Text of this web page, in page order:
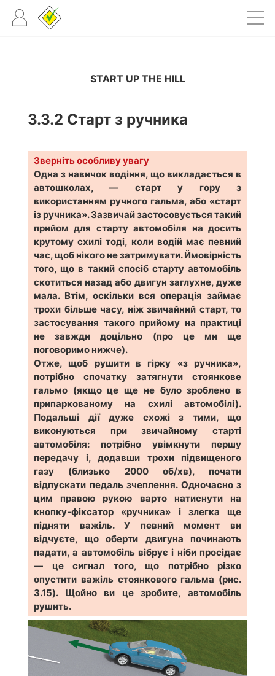
START UP THE HILL
3.3.2 Старт з ручника
Зверніть особливу увагу
Одна з навичок водіння, що викладається в
автошколах, — старт у гору з
використанням ручного гальма, або «старт
із ручника». Зазвичай застосовується такий
прийом для старту автомобіля на досить
крутому схилі тоді, коли водій має певний
час, щоб нікого не затримувати. Ймовірність
того, що в такий спосіб старту автомобіль
скотиться назад або двигун заглухне, дуже
мала. Втім, оскільки вся операція займає
трохи більше часу, ніж звичайний старт, то
застосування такого прийому на практиці
не завжди доцільно (про це ми ще
поговоримо нижче).
Отже, щоб рушити в гірку «з ручника»,
потрібно спочатку затягнути стоянкове
гальмо (якщо це ще не було зроблено в
припаркованому на схилі автомобілі).
Подальші дії дуже схожі з тими, що
виконуються при звичайному старті
автомобіля: потрібно увімкнути першу
передачу і, додавши трохи підвищеного
газу (близько 2000 об/хв), почати
відпускати педаль зчеплення. Одночасно з
цим правою рукою варто натиснути на
кнопку-фіксатор «ручника» і злегка ще
підняти важіль. У певний момент ви
відчуєте, що оберти двигуна починають
падати, а автомобіль вібрує і ніби просідає
— це сигнал того, що потрібно різко
опустити важіль стоянкового гальма (рис.
3.15). Щойно ви це зробите, автомобіль
рушить.